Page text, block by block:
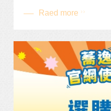
Raed more